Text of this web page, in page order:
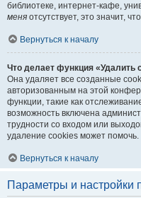
библиотеке, интернет-кафе,
меня отсутствует, это значит,
Вернуться к началу
Что делает функция «Удалить
Она удаляет все созданные
авторизованным на этой
функции, такие как
возможность включена
трудности со входом или
удаление cookies может помочь.
Вернуться к началу
Параметры и настройки